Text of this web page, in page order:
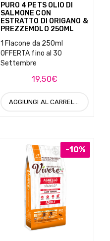
PURO 4 PETS OLIO DI
SALMONE CON
ESTRATTO DI ORIGANO &
PREZZEMOLO 250ML
1 Flacone da 250ml
OFFERTA fino al 30
Settembre
19,50€
-10%